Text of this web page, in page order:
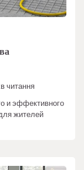
читання
и эффективного
жителей